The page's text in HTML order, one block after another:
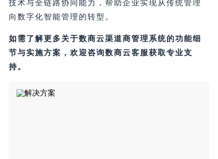
技术与全链路协同能力，帮助企业实现从传统管理
向数字化智能管理的转型。
如需了解更多关于数商云渠道商管理系统的功能细
节与实施方案，欢迎咨询数商云客服获取专业支
持。